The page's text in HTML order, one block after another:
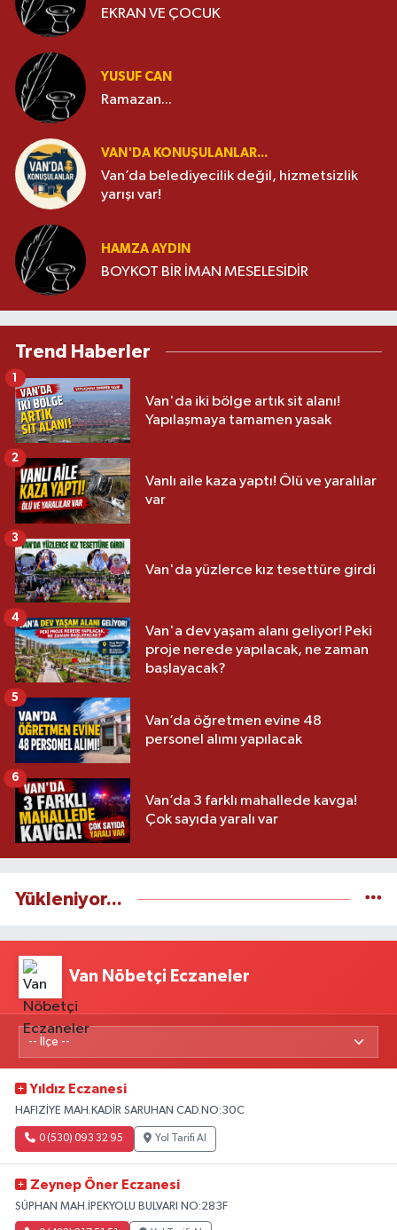
EKRAN VE ÇOCUK
YUSUF CAN
Ramazan...
VAN'DA KONUŞULANLAR...
Van’da belediyecilik değil, hizmetsizlik
yarışı var!
HAMZA AYDIN
BOYKOT BİR İMAN MESELESİDİR
Trend Haberler
Van'da iki bölge artık sit alanı!
Yapılaşmaya tamamen yasak
1
Vanlı aile kaza yaptı! Ölü ve yaralılar
var
2
Van'da yüzlerce kız tesettüre girdi
3
Van'a dev yaşam alanı geliyor! Peki
proje nerede yapılacak, ne zaman
başlayacak?
4
Van’da öğretmen evine 48
personel alımı yapılacak
5
Van’da 3 farklı mahallede kavga!
Çok sayıda yaralı var
6
Yükleniyor...
Van Nöbetçi Eczaneler
Yıldız Eczanesi
HAFIZİYE MAH.KADİR SARUHAN CAD.NO:30C
0 (530) 093 32 95 Yol Tarifi Al
Zeynep Öner Eczanesi
SÜPHAN MAH.İPEKYOLU BULVARI NO:283F